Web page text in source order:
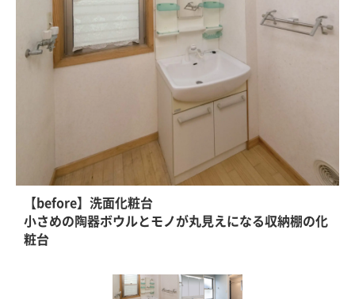
【before】洗面化粧台
小さめの陶器ボウルとモノが丸見えになる収納棚の化
粧台